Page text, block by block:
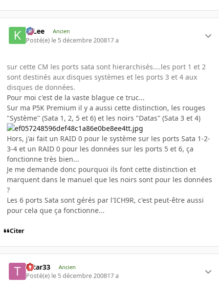
K-Lee Ancien
Posté(e) le 5 décembre 200817 a
sur cette CM les ports sata sont hierarchisés....les port 1 et 2
sont destinés aux disques systèmes et les ports 3 et 4 aux
disques de données.
Pour moi c'est de la vaste blague ce truc...
Sur ma P5K Premium il y a aussi cette distinction, les rouges
"Système" (Sata 1, 2, 5 et 6) et les noirs "Datas" (Sata 3 et 4)
Hors, j'ai fait un RAID 0 pour le système sur les ports Sata 1-2-
3-4 et un RAID 0 pour les données sur les ports 5 et 6, ça
fonctionne très bien...
Je me demande donc pourquoi ils font cette distinction et
marquent dans le manuel que les noirs sont pour les données
?
Les 6 ports Sata sont gérés par l'ICH9R, c'est peut-être aussi
pour cela que ça fonctionne...
Citer
tatar33 Ancien
Posté(e) le 5 décembre 200817 a